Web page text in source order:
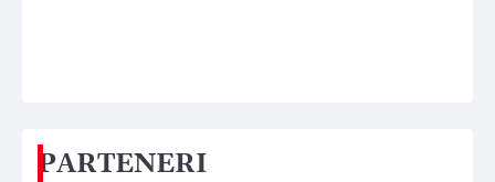
PARTENERI